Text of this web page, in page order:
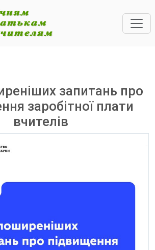
запитань про
заробітної плати
вчителів